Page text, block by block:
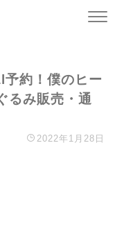
約！僕のヒー
るみ販売・通
2022年1月28日